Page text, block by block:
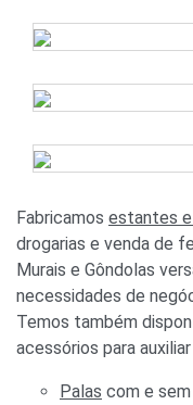
Fabricamos estantes
drogarias e venda de
Murais e Gôndolas
necessidades de
Temos também
acessórios para
Palas com e